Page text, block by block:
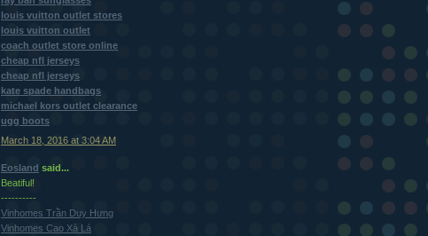
louis vuitton outlet stores
louis vuitton outlet
coach outlet store online
cheap nfl jerseys
cheap nfl jerseys
kate spade handbags
michael kors outlet clearance
ugg boots
March 18, 2016 at 3:04 AM
Eosland said...
Beatiful!
----------
Vinhomes Trần Duy Hưng
Vinhomes Cao Xà Lá